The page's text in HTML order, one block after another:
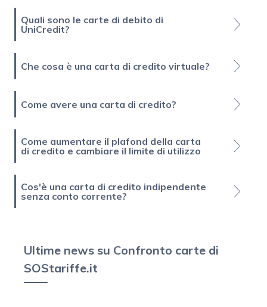
Quali sono le carte di debito di
UniCredit?
Che cosa è una carta di credito virtuale?
Come avere una carta di credito?
Come aumentare il plafond della carta
di credito e cambiare il limite di utilizzo
Cos'è una carta di credito indipendente
senza conto corrente?
Ultime news su Confronto carte di
SOStariffe.it